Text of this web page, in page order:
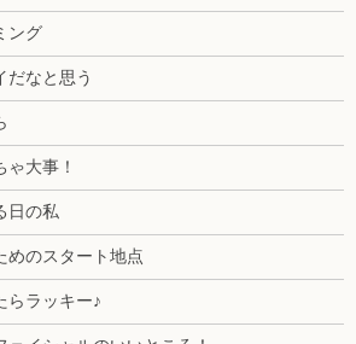
ング
だなと思う
大事！
日の私
めのスタート地点
らラッキー♪